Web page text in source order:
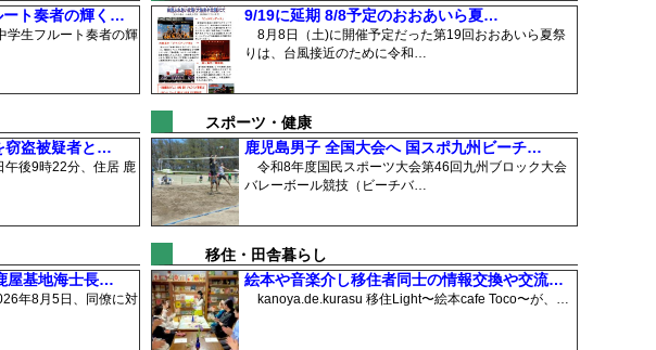
ート奏者の輝く…
学生フルート奏者の輝
9/19に延期 8/8予定のおおあいら夏…
8月8日（土)に開催予定だった第19回おおあいら夏祭
りは、台風接近のために令和…
窃盗被疑者と…
後9時22分、住居 鹿
スポーツ・健康
鹿児島男子 全国大会へ 国スポ九州ビーチ…
令和8年度国民スポーツ大会第46回九州ブロック大会
バレーボール競技（ビーチバ…
屋基地海士長…
年8月5日、同僚に対
移住・田舎暮らし
絵本や音楽介し移住者同士の情報交換や交流…
kanoya.de.kurasu 移住Light〜絵本cafe Toco〜が、…